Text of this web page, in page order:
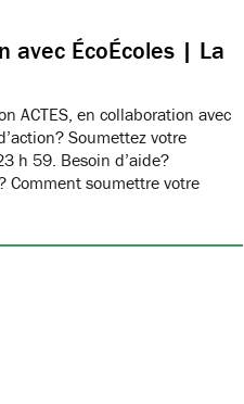
avec ÉcoÉcoles | La
ACTES, en collaboration avec
Soumettez votre
h 59. Besoin d’aide?
Comment soumettre votre